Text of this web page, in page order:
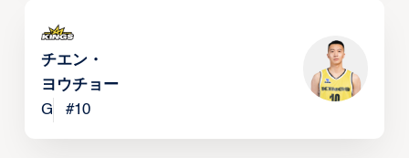
チエン・
ヨウチョー
G
#10